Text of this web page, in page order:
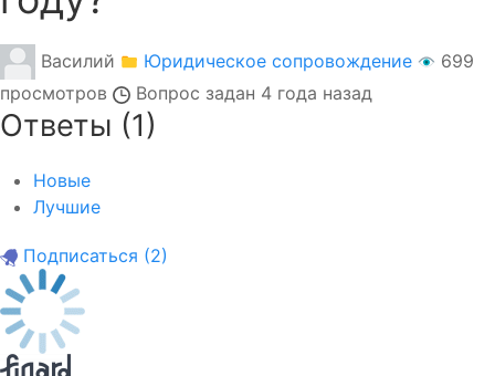
Василий Юридическое сопровождение
699
просмотров
Вопрос задан 4 года назад
Ответы (1)
Новые
Лучшие
Подписаться (2)